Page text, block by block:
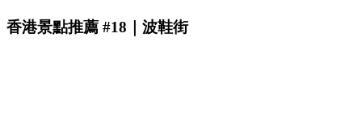
香港景點推薦 #18｜波鞋街